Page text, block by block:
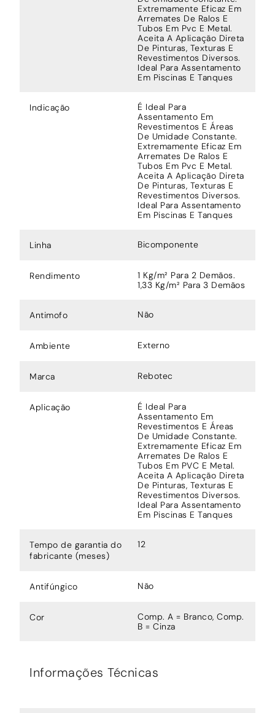
Extremamente Eficaz Em
Arremates De Ralos E
Tubos Em Pvc E Metal.
Aceita A Aplicação Direta
De Pinturas, Texturas E
Revestimentos Diversos.
Ideal Para Assentamento
Em Piscinas E Tanques
Indicação
É Ideal Para
Assentamento Em
Revestimentos E Áreas
De Umidade Constante.
Extremamente Eficaz Em
Arremates De Ralos E
Tubos Em Pvc E Metal.
Aceita A Aplicação Direta
De Pinturas, Texturas E
Revestimentos Diversos.
Ideal Para Assentamento
Em Piscinas E Tanques
Linha Bicomponente
Rendimento
1 Kg/m² Para 2 Demãos.
1,33 Kg/m² Para 3 Demãos
Antimofo Não
Ambiente Externo
Marca Rebotec
Aplicação
É Ideal Para
Assentamento Em
Revestimentos E Áreas
De Umidade Constante.
Extremamente Eficaz Em
Arremates De Ralos E
Tubos Em PVC E Metal.
Aceita A Aplicação Direta
De Pinturas, Texturas E
Revestimentos Diversos.
Ideal Para Assentamento
Em Piscinas E Tanques
Tempo de garantia do
fabricante (meses)
12
Antifúngico Não
Cor
Comp. A = Branco, Comp.
B = Cinza
Informações Técnicas